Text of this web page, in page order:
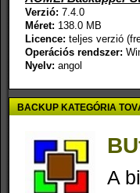
Verzió: 7.4.0
Méret: 138.0 MB
Licence: teljes verzió
Operációs rendszer:
Nyelv: angol
BACKUP KATEGÓRIA
A